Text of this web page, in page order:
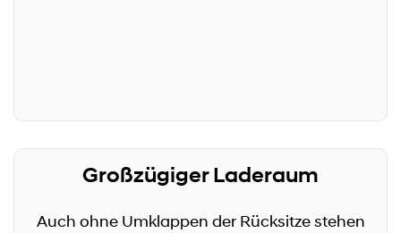
Großzügiger Laderaum
Auch ohne Umklappen der Rücksitze stehen